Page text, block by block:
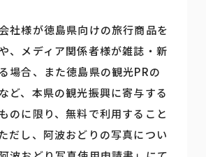
社様が徳島県向けの旅行商品を
、メディア関係者様が雑誌・新
場合、また徳島県の観光PRの
ど、本県の観光振興に寄与する
のに限り、無料で利用すること
だし、阿波おどりの写真につい